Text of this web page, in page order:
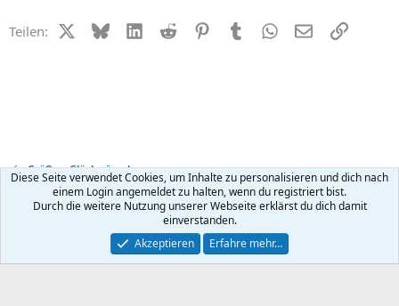
Teilen: X (Twitter)
BlueskyLinkedIn
Reddit PinterestTumblr WhatsApp
E-MailLink
Grüße + Glückwünsche
Kontakt Nutzungsbedingungen Datenschutz Hilfe
R
Community platform by XenForo ® © 2010-2026 XenForo Ltd.
Diese Seite verwendet Cookies, um Inhalte zu personalisieren und dich nach
einem Login angemeldet zu halten, wenn du registriert bist.
Durch die weitere Nutzung unserer Webseite erklärst du dich damit
einverstanden.
Akzeptieren
Erfahre mehr…